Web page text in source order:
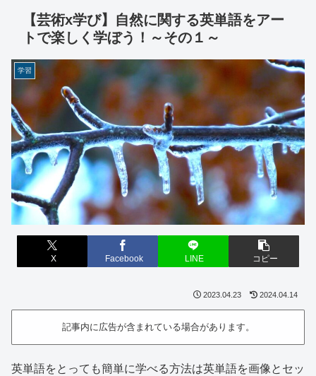
【芸術x学び】自然に関する英単語をアー
トで楽しく学ぼう！～その１～
学習
X Facebook LINE コピー
2023.04.23 2024.04.14
記事内に広告が含まれている場合があります。
英単語をとっても簡単に学べる方法は英単語を画像とセッ